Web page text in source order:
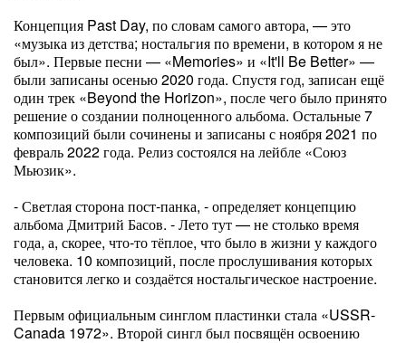
Концепция Past Day, по словам самого автора, — это
«музыка из детства; ностальгия по времени, в котором я не
был». Первые песни — «Memories» и «It'll Be Better» —
были записаны осенью 2020 года. Спустя год, записан ещё
один трек «Beyond the Horizon», после чего было принято
решение о создании полноценного альбома. Остальные 7
композиций были сочинены и записаны с ноября 2021 по
февраль 2022 года. Релиз состоялся на лейбле «Союз
Мьюзик».
- Светлая сторона пост-панка, - определяет концепцию
альбома Дмитрий Басов. - Лето тут — не столько время
года, а, скорее, что-то тёплое, что было в жизни у каждого
человека. 10 композиций, после прослушивания которых
становится легко и создаётся ностальгическое настроение.
Первым официальным синглом пластинки стала «USSR-
Canada 1972». Второй сингл был посвящён освоению